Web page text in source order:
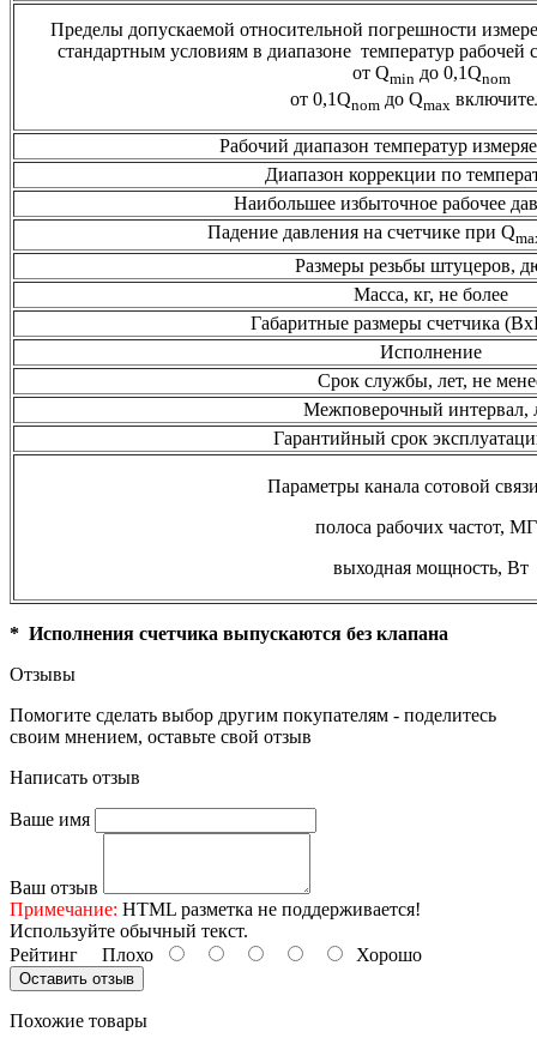
Пределы допускаемой относительной погрешности
стандартным условиям в диапазоне температур
от Qmin до 0,1Qnom
от 0,1Qnom до Qmax
Рабочий диапазон температур
Диапазон коррекции по
Наибольшее избыточное рабочее
Падение давления на счетчике при Q
Размеры резьбы штуцеров,
Масса, кг, не более
Габаритные размеры счетчика
Исполнение
Срок службы, лет, не
Межповерочный интервал,
Гарантийный срок
Параметры канала сотовой
полоса рабочих частот,
выходная мощность, Вт
* Исполнения счетчика выпускаются без клапана
Отзывы
Помогите сделать выбор другим покупателям - поделитесь
своим мнением, оставьте свой отзыв
Написать отзыв
Ваше имя
Ваш отзыв
Примечание: HTML разметка не поддерживается!
Используйте обычный текст.
Рейтинг Плохо Хорошо
Оставить отзыв
Похожие товары